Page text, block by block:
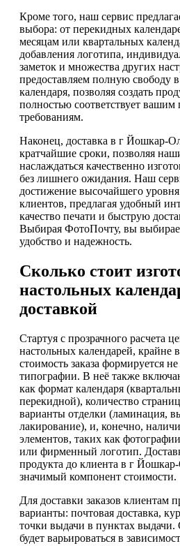
Кроме того, наш сервис
выбора: от перекидных
месяцам или квартальных
добавления логотипа,
заметок и множества других
предоставляем полную свободу
календаря, позволяя создать
полностью соответствует вашим
требованиям.
Наконец, доставка в г Йошкар-
кратчайшие сроки, позволяя
наслаждаться качественно
без лишнего ожидания. Наш
достижение высочайшего
клиентов, предлагая удобный
качество печати и быструю
Выбирая ФотоПочту, вы
удобство и надежность.
Сколько стоит
настольных
доставкой
Стартуя с прозрачного расчета
настольных календарей, крайне
стоимость заказа формируется
типографии. В неё также
как формат календаря
перекидной), количество
варианты отделки (ламинация,
лакирование), и, конечно,
элементов, таких как
или фирменный логотип.
продукта до клиента в г
значимый компонент стоимости.
Для доставки заказов клиентам
варианты: почтовая доставка,
точки выдачи в пунктах выдачи.
будет варьироваться в